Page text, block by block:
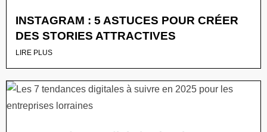
INSTAGRAM : 5 ASTUCES POUR CRÉER
DES STORIES ATTRACTIVES
LIRE PLUS